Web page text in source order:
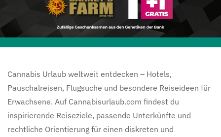
Cannabis Urlaub weltweit entdecken – Hotels,
Pauschalreisen, Flugsuche und besondere Reiseideen für
Erwachsene. Auf Cannabisurlaub.com findest du
inspirierende Reiseziele, passende Unterkünfte und
rechtliche Orientierung für einen diskreten und